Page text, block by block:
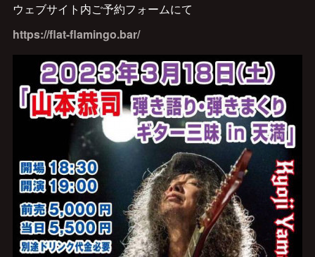
ウェブサイト内ご予約フォームにて
https://flat-flamingo.bar/